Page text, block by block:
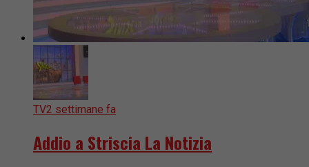
TV2 settimane fa
Addio a Striscia La Notizia